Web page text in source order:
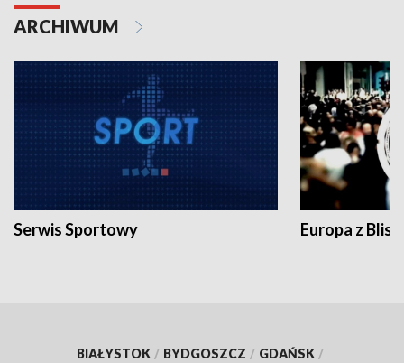
ARCHIWUM
Serwis Sportowy Europa z
BIAŁYSTOK / BYDGOSZCZ / GDAŃSK /